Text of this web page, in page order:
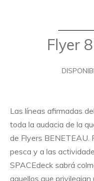
Flyer
Las líneas afirmadas
toda la audacia de la
de Flyers BENETEAU.
pesca y a las
SPACEdeck sabrá
aquellos que